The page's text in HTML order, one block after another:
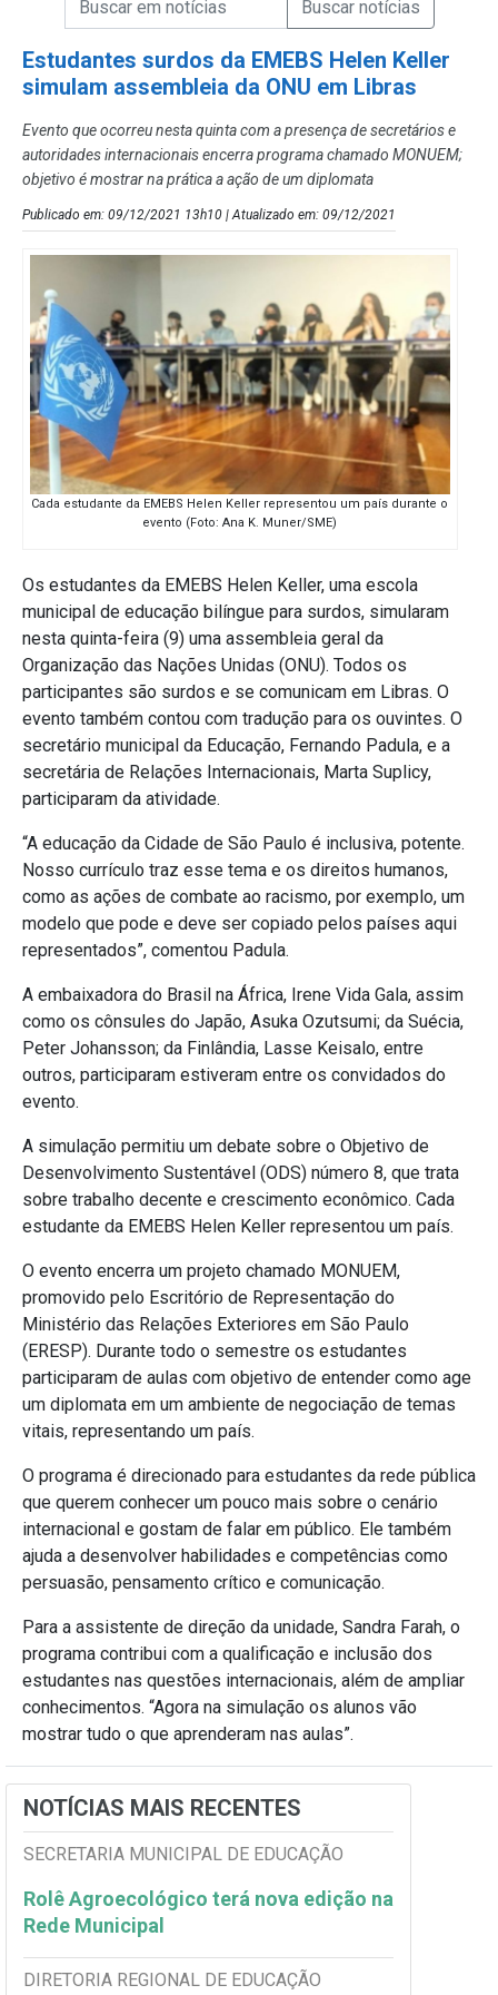
Estudantes surdos da EMEBS Helen Keller
simulam assembleia da ONU em Libras
Evento que ocorreu nesta quinta com a presença de secretários e
autoridades internacionais encerra programa chamado MONUEM;
objetivo é mostrar na prática a ação de um diplomata
Publicado em: 09/12/2021 13h10 | Atualizado em: 09/12/2021
Cada estudante da EMEBS Helen Keller representou um país durante o
evento (Foto: Ana K. Muner/SME)
Os estudantes da EMEBS Helen Keller, uma escola
municipal de educação bilíngue para surdos, simularam
nesta quinta-feira (9) uma assembleia geral da
Organização das Nações Unidas (ONU). Todos os
participantes são surdos e se comunicam em Libras. O
evento também contou com tradução para os ouvintes. O
secretário municipal da Educação, Fernando Padula, e a
secretária de Relações Internacionais, Marta Suplicy,
participaram da atividade.
“A educação da Cidade de São Paulo é inclusiva, potente.
Nosso currículo traz esse tema e os direitos humanos,
como as ações de combate ao racismo, por exemplo, um
modelo que pode e deve ser copiado pelos países aqui
representados”, comentou Padula.
A embaixadora do Brasil na África, Irene Vida Gala, assim
como os cônsules do Japão, Asuka Ozutsumi; da Suécia,
Peter Johansson; da Finlândia, Lasse Keisalo, entre
outros, participaram estiveram entre os convidados do
evento.
A simulação permitiu um debate sobre o Objetivo de
Desenvolvimento Sustentável (ODS) número 8, que trata
sobre trabalho decente e crescimento econômico. Cada
estudante da EMEBS Helen Keller representou um país.
O evento encerra um projeto chamado MONUEM,
promovido pelo Escritório de Representação do
Ministério das Relações Exteriores em São Paulo
(ERESP). Durante todo o semestre os estudantes
participaram de aulas com objetivo de entender como age
um diplomata em um ambiente de negociação de temas
vitais, representando um país.
O programa é direcionado para estudantes da rede pública
que querem conhecer um pouco mais sobre o cenário
internacional e gostam de falar em público. Ele também
ajuda a desenvolver habilidades e competências como
persuasão, pensamento crítico e comunicação.
Para a assistente de direção da unidade, Sandra Farah, o
programa contribui com a qualificação e inclusão dos
estudantes nas questões internacionais, além de ampliar
conhecimentos. “Agora na simulação os alunos vão
mostrar tudo o que aprenderam nas aulas”.
NOTÍCIAS MAIS RECENTES
SECRETARIA MUNICIPAL DE EDUCAÇÃO
Rolê Agroecológico terá nova edição na
Rede Municipal
DIRETORIA REGIONAL DE EDUCAÇÃO